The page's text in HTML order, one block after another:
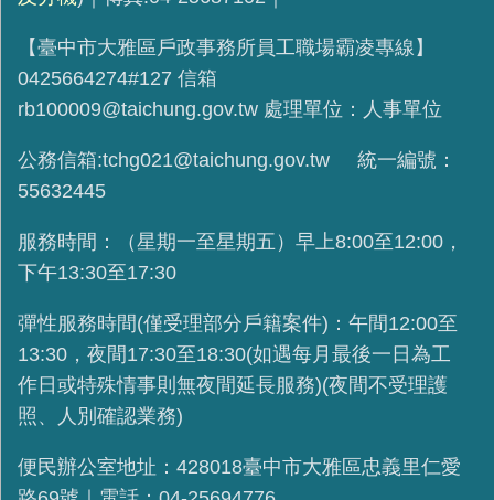
【臺中市大雅區戶政事務所員工職場霸凌專線】
0425664274#127 信箱
rb100009@taichung.gov.tw 處理單位：人事單位
公務信箱:tchg021@taichung.gov.tw 統一編號：
55632445
服務時間：（星期一至星期五）早上8:00至12:00，
下午13:30至17:30
彈性服務時間(僅受理部分戶籍案件)：午間12:00至
13:30，夜間17:30至18:30(如遇每月最後一日為工
作日或特殊情事則無夜間延長服務)(夜間不受理護
照、人別確認業務)
便民辦公室地址：428018臺中市大雅區忠義里仁愛